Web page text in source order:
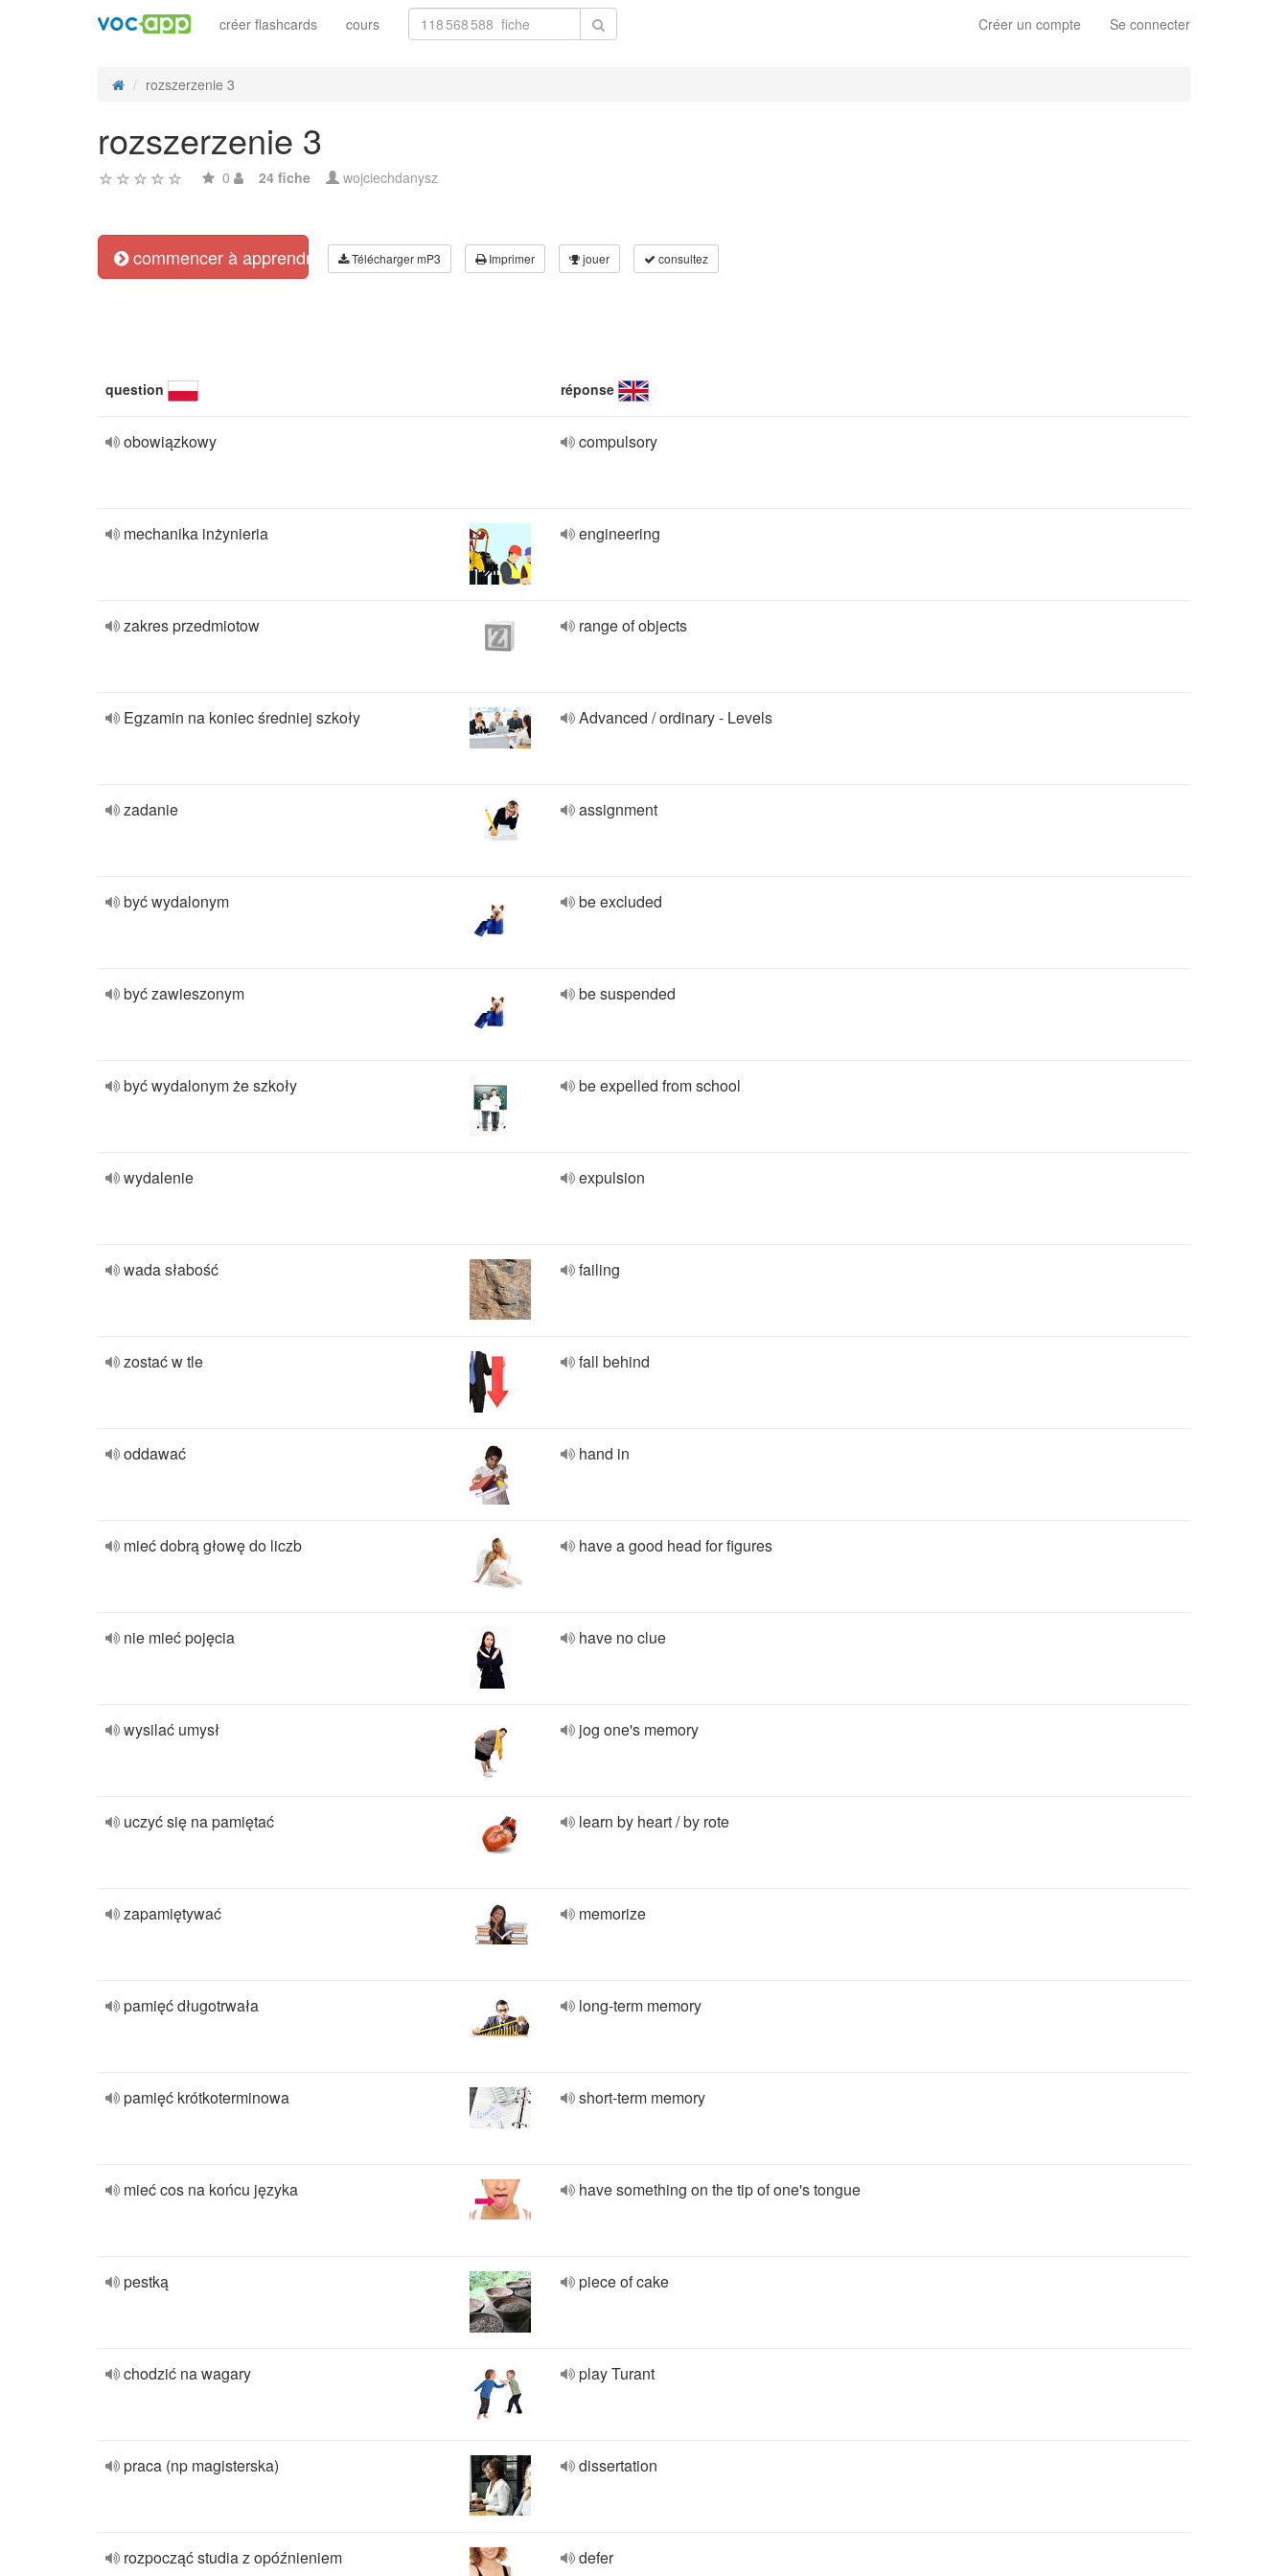
Créer un compte Se connecter
créer flashcards cours
rozszerzenie 3
rozszerzenie 3
0 24 fiche wojciechdanysz
commencer à apprendre Télécharger mP3 Imprimer jouer consultez
question réponse
obowiązkowy compulsory
mechanika inżynieria engineering
zakres przedmiotow range of objects
Egzamin na koniec średniej szkoły Advanced / ordinary - Levels
zadanie assignment
być wydalonym be excluded
być zawieszonym be suspended
być wydalonym że szkoły be expelled from school
wydalenie expulsion
wada słabość failing
zostać w tle fall behind
oddawać hand in
mieć dobrą głowę do liczb have a good head for figures
nie mieć pojęcia have no clue
wysilać umysł jog one's memory
uczyć się na pamiętać learn by heart / by rote
zapamiętywać memorize
pamięć długotrwała long-term memory
pamięć krótkoterminowa short-term memory
mieć cos na końcu języka have something on the tip of one's tongue
pestką piece of cake
chodzić na wagary play Turant
praca (np magisterska) dissertation
rozpocząć studia z opóźnieniem defer